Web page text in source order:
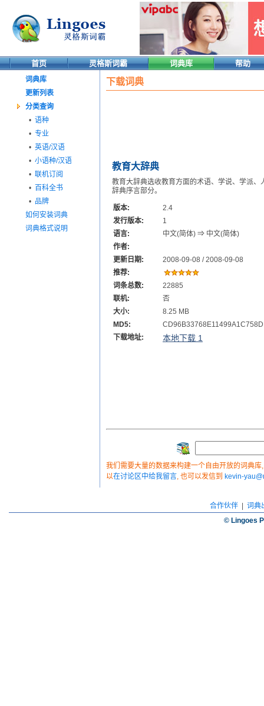
首页 灵格斯词霸 词典库 帮助
词典库
更新列表
分类查询
• 语种
• 专业
• 英语/汉语
• 小语种/汉语
• 联机订阅
• 百科全书
• 品牌
如何安装词典
词典格式说明
下载词典
教育大辞典
教育大辞典选收教育方面的术语、学说、学派
辞典序言部分。
版本:
2.4
发行版本:
1
语言:
中文(简体) ⇒ 中文(简体)
作者:
更新日期:
2008-09-08 / 2008-09-08
推荐:
词条总数:
22885
联机:
否
大小:
8.25 MB
MD5:
下载地址:
本地下载 1
我们需要大量的数据来构建一个自由开放的词典
以在讨论区中给我留言, 也可以发信到 kevin-
合作伙伴| 词典
© Lingoes